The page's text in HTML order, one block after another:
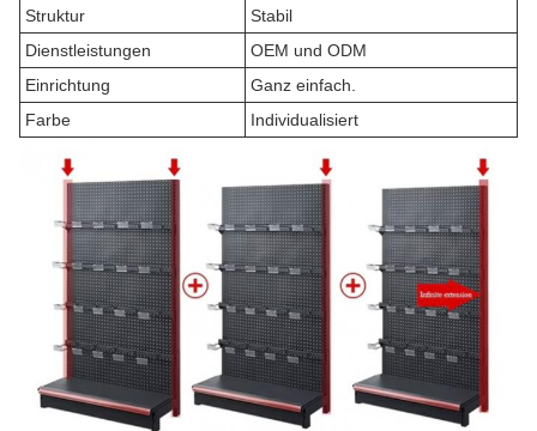
Struktur
Stabil
Dienstleistungen
OEM und ODM
Einrichtung
Ganz einfach.
Farbe
Individualisiert